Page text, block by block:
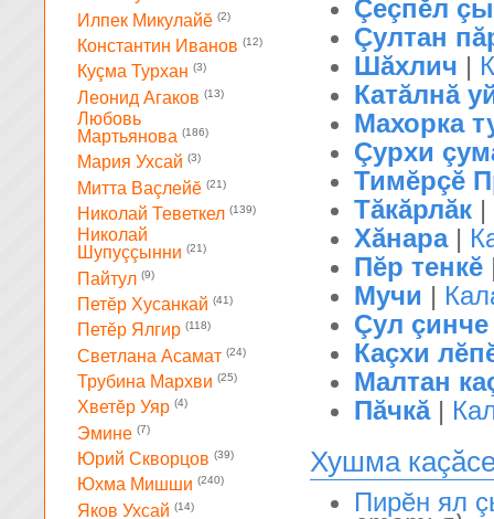
Çеçпĕл
Çултан
Шăхлич |
Катăлнă
Махорка
Çурхи
Тимĕрçĕ
Тăкăрлăк |
Xăнара|
Пĕр тенкĕ
Мучи |
Çул çинче
Каçхи
Малтан
Пăчкă|
Хушма
Пирĕн ял
Илпек Микулайĕ (2)
Константин Иванов (12)
Куçма Турхан (3)
Леонид Агаков (13)
Любовь
Мартьянова (186)
Мария Ухсай (3)
Митта Ваçлейĕ (21)
Николай Теветкел (139)
Николай
Шупуççынни (21)
Пайтул (9)
Петĕр Хусанкай (41)
Петĕр Ялгир (118)
Светлана Асамат (24)
Трубина Мархви (25)
Хветĕр Уяр (4)
Эмине (7)
Юрий Скворцов (39)
Юхма Мишши (240)
Яков Ухсай (14)